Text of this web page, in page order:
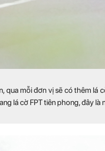
qua mỗi đơn vị sẽ có thêm
lá cờ FPT tiên phong, đây